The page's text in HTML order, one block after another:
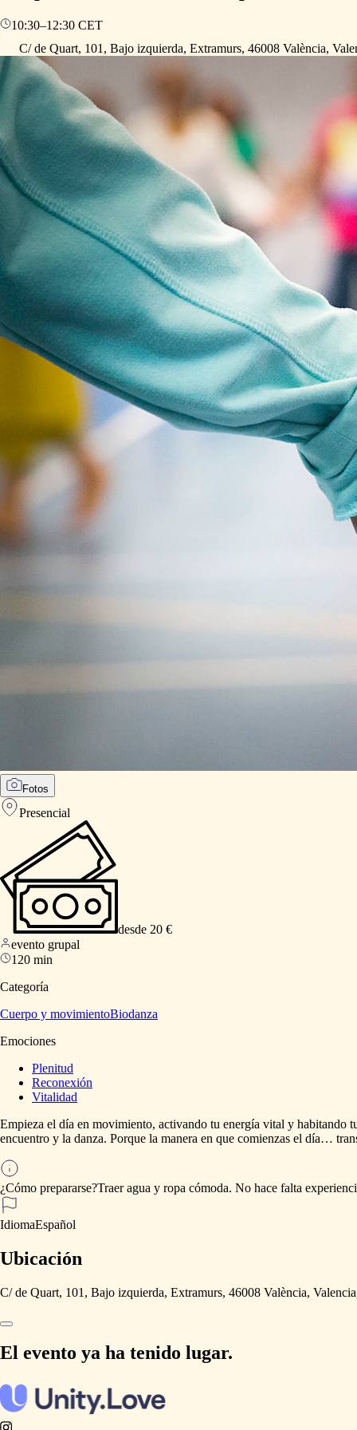
10:30–12:30 CET
C/ de Quart, 101, Bajo izquierda, Extramurs, 46008 València,
Fotos
Presencial
desde 20 €
evento grupal
120 min
Categoría
Cuerpo y movimientoBiodanza
Emociones
Plenitud
Reconexión
Vitalidad
Empieza el día en movimiento, activando tu energía vital y habitando
encuentro y la danza. Porque la manera en que comienzas el día…
¿Cómo prepararse?Traer agua y ropa cómoda. No hace falta
IdiomaEspañol
Ubicación
C/ de Quart, 101, Bajo izquierda, Extramurs, 46008 València,
El evento ya ha tenido lugar.